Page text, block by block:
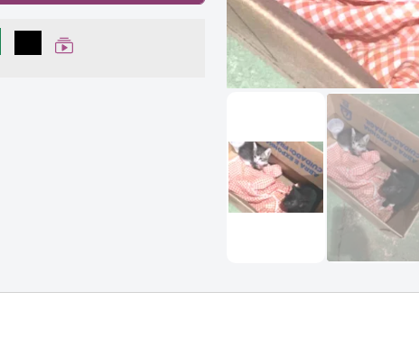
no Facebookno WhatsApp
Compartilhar
Ver Web Story